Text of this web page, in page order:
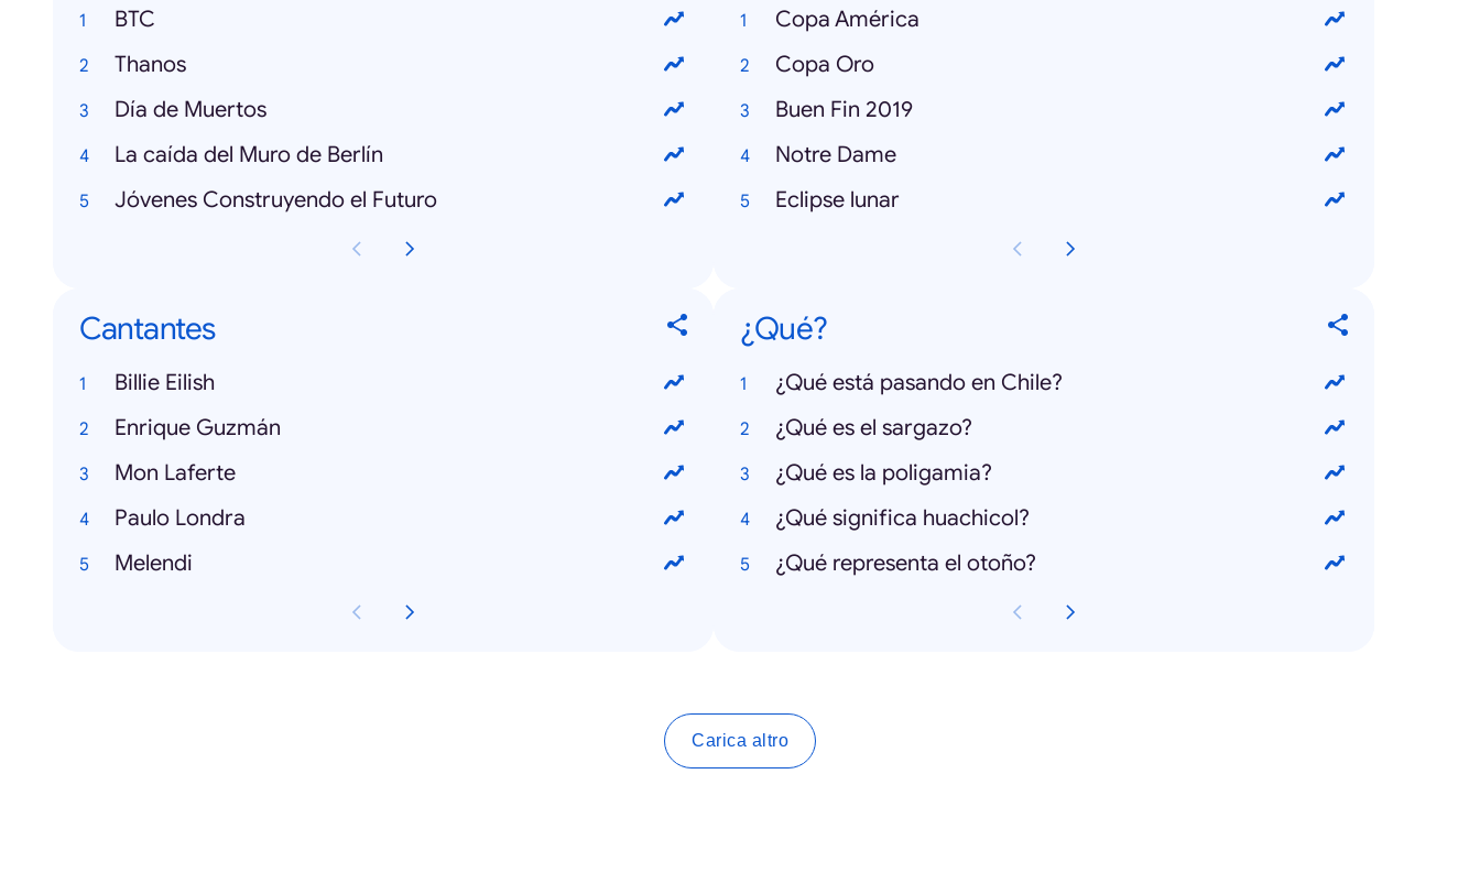
BTC
Thanos
Día de Muertos
La caída del Muro de Berlín
Jóvenes Construyendo el Futuro
Copa América
Copa Oro
Buen Fin 2019
Notre Dame
Eclipse lunar
Cantantes
Billie Eilish
Enrique Guzmán
Mon Laferte
Paulo Londra
Melendi
¿Qué?
¿Qué está pasando en Chile?
¿Qué es el sargazo?
¿Qué es la poligamia?
¿Qué significa huachicol?
¿Qué representa el otoño?
Carica altro